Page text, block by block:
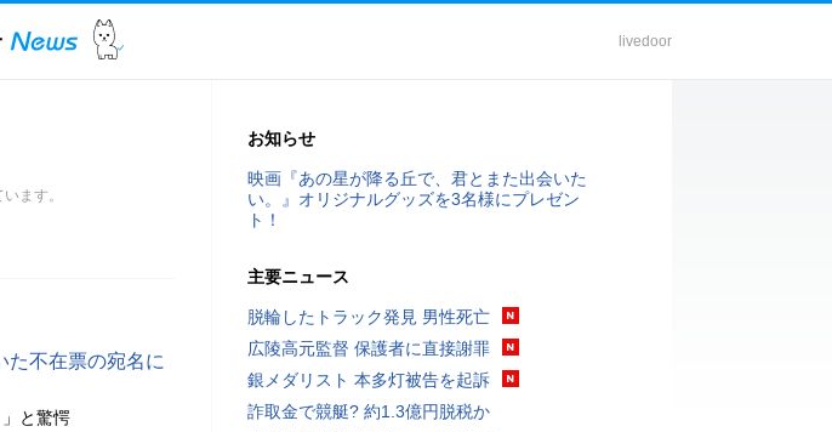
livedoor
ます。
不在票の宛名に
と驚愕
お知らせ
映画『あの星が降る丘で、君とまた出会いた
い。』オリジナルグッズを3名様にプレゼン
ト！
主要ニュース
脱輪したトラック発見 男性死亡
広陵高元監督 保護者に直接謝罪
銀メダリスト 本多灯被告を起訴
詐取金で競艇? 約1.3億円脱税か